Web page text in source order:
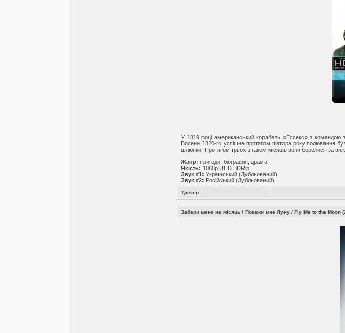
У 1819 році американський корабель «Ессекс» з командою
Восени 1820-го успішне протягом півтора року полювання
шлюпки. Протягом трьох з гаком місяців вони боролися за
Жанр: пригоди, біографія, драма
Якість: 1080p UHD BDRip
Звук #1: Український (Дубльований)
Звук #2: Російський (Дубльований)
Трекер
Забери мене на місяць / Покажи мне Луну / Fly Me to the Moon